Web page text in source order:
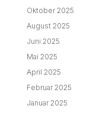
Oktober 2025
August 2025
Juni 2025
Mai 2025
April 2025
Februar 2025
Januar 2025